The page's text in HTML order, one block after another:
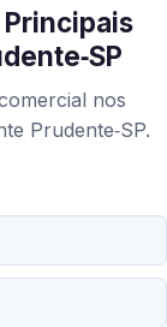
nos
Prudente‑SP.